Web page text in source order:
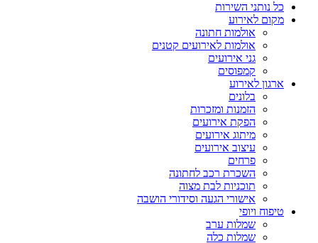
כל נותני השירות
מקום לאירוע
אולמות חתונה
אולמות לאירועים קטנים
גני אירועים
קמפוסים
ארגון לאירוע
בלונים
הזמנות ומזכרות
הפקת אירועים
מיתוג אירועים
עיצוב אירועים
פרחים
השכרת רכב לחתונה
תוכניות לבת מצוה
אישורי הגעה וסידורי הושבה
טיפוח ויופי
שמלות ערב
שמלות כלה